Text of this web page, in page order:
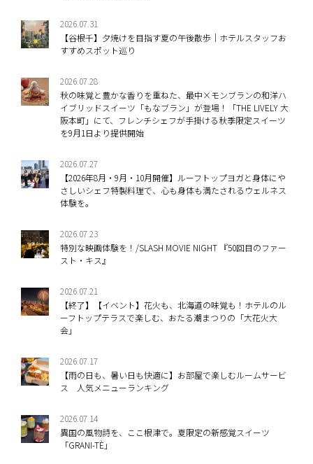
2026.07.31
【谷根千】夕焼けを目指す夏の午後散歩｜ホテルスタッフお
すすめスポット巡り
2026.07.28
秋の味覚と豊かな香りを重ねた、最中×モンブランの和洋ハ
イブリッドスイーツ「もなブラン」が登場！「THE LIVELY 大
阪本町」にて、フレンチシェフが手掛ける秋季限定スイーツ
を9月1日より提供開始
2026.07.27
【2026年8月・9月・10月開催】ルーフトップヨガと身体にや
さしいシェフ特製料理で、心も身体も満たされるウェルネス
体験を。
2026.07.23
特別な映画体験を！/SLASH MOVIE NIGHT 『50回目のファー
スト・キス』
2026.07.21
【終了】【イベント】花火も、北海道の味覚も！ホテルのル
ーフトップテラスで楽しむ、おたる潮まつりの「大花火大
会」
2026.07.17
【雨の日も、暑い日も快適に】お部屋で楽しむルームサービ
ス 人気メニューランキング
2026.07.14
異国の風物詩を、ここ根津で。夏限定の新感覚スイーツ
「GRANI-TÈ」